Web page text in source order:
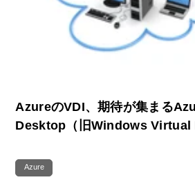
AzureのVDI、期待が集まる
Desktop（旧Windows Virtual
Azure